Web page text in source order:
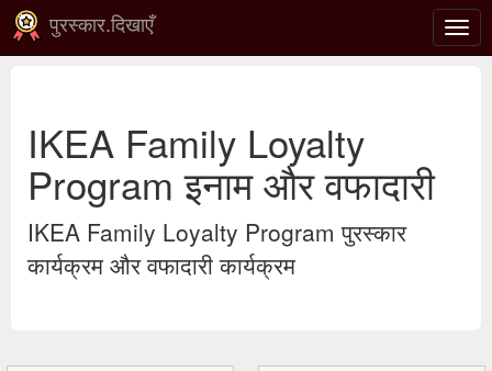
टॉगल
से
पुरस्कार.दिखाएँ
IKEA Family Loyalty
Program इनाम और वफादारी
IKEA Family Loyalty Program पुरस्कार
कार्यक्रम और वफादारी कार्यक्रम